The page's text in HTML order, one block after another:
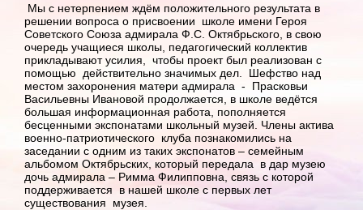
Мы с нетерпением ждём положительного результата в
решении вопроса о присвоении школе имени Героя
Советского Союза адмирала Ф.С. Октябрьского, в свою
очередь учащиеся школы, педагогический коллектив
прикладывают усилия, чтобы проект был реализован с
помощью действительно значимых дел. Шефство над
местом захоронения матери адмирала - Прасковьи
Васильевны Ивановой продолжается, в школе ведётся
большая информационная работа, пополняется
бесценными экспонатами школьный музей. Члены актива
военно-патриотического клуба познакомились на
заседании с одним из таких экспонатов – семейным
альбомом Октябрьских, который передала в дар музею
дочь адмирала – Римма Филипповна, связь с которой
поддерживается в нашей школе с первых лет
существования музея.